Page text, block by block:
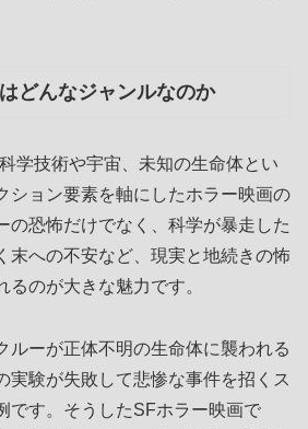
どんなジャンルなのか
学技術や宇宙、未知の生命体とい
ション要素を軸にしたホラー映画の
の恐怖だけでなく、科学が暴走した
末への不安など、現実と地続きの怖
るのが大きな魅力です。
ルーが正体不明の生命体に襲われる
実験が失敗して悲惨な事件を招くス
です。そうしたSFホラー映画で